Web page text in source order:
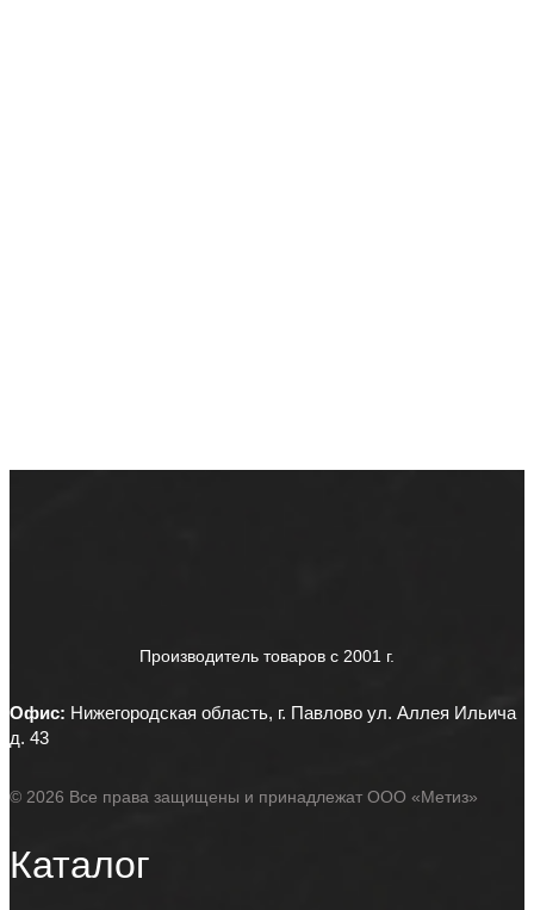
Производитель товаров c 2001 г.
Офис: Нижегородская область, г. Павлово ул. Аллея Ильича
д. 43
© 2026 Все права защищены и принадлежат ООО «Метиз»
Каталог